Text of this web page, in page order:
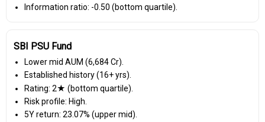
Information ratio: -0.50 (bottom quartile).
SBI PSU Fund
Lower mid AUM (₹6,684 Cr).
Established history (16+ yrs).
Rating: 2★ (bottom quartile).
Risk profile: High.
5Y return: 23.07% (upper mid).